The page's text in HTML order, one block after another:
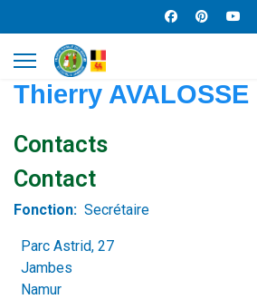
Thierry AVALOSSE
Contacts
Contact
Fonction: Secrétaire
Parc Astrid, 27
Jambes
Namur